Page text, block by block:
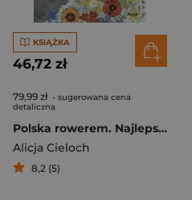
KSIĄŻKA
46,72 zł
79,99 zł - sugerowana cena
detaliczna
Polska rowerem. Najlepsze trasy na krótsze i dłuższe wyprawy
Alicja Cieloch
8,2 (5)